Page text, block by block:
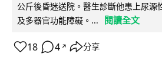
公斤後昏迷送院。醫生診斷他患上尿源
及多器官功能障礙。...
閱讀全文
18 4 ↗ 分享